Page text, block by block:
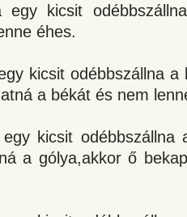
egy kicsit
éhes.
kicsit odébbszállna a
a békát és nem
kicsit odébbszállna
a gólya,akkor ő